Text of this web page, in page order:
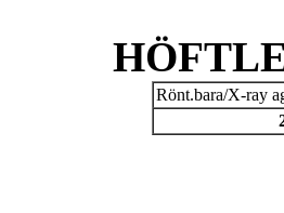
Rönt.bara/X-ray